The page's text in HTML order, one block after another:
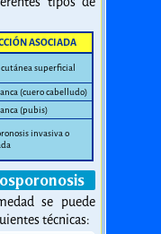
ASOCIADA
superficial
(cuero cabelludo)
(pubis)
invasiva o
se puede
técnicas: